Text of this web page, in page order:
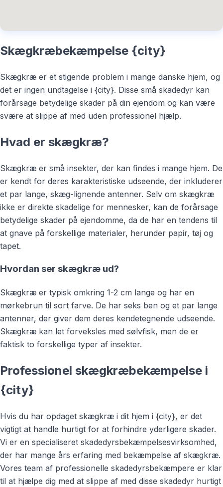
Skægkræbekæmpelse {city}
Skægkræ er et stigende problem i mange danske hjem, og
det er ingen undtagelse i {city}. Disse små skadedyr kan
forårsage betydelige skader på din ejendom og kan være
svære at slippe af med uden professionel hjælp.
Hvad er skægkræ?
Skægkræ er små insekter, der kan findes i mange hjem. De
er kendt for deres karakteristiske udseende, der inkluderer
et par lange, skæg-lignende antenner. Selv om skægkræ
ikke er direkte skadelige for mennesker, kan de forårsage
betydelige skader på ejendomme, da de har en tendens til
at gnave på forskellige materialer, herunder papir, tøj og
tapet.
Hvordan ser skægkræ ud?
Skægkræ er typisk omkring 1-2 cm lange og har en
mørkebrun til sort farve. De har seks ben og et par lange
antenner, der giver dem deres kendetegnende udseende.
Skægkræ kan let forveksles med sølvfisk, men de er
faktisk to forskellige typer af insekter.
Professionel skægkræbekæmpelse i
{city}
Hvis du har opdaget skægkræ i dit hjem i {city}, er det
vigtigt at handle hurtigt for at forhindre yderligere skader.
Vi er en specialiseret skadedyrsbekæmpelsesvirksomhed,
der har mange års erfaring med bekæmpelse af skægkræ.
Vores team af professionelle skadedyrsbekæmpere er klar
til at hjælpe dig med at slippe af med disse skadedyr hurtigt